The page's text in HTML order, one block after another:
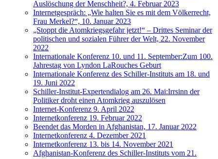
Auslöschung der Menschheit?, 4. Februar 2023
Internetgespräch: „Wie halten Sie es mit dem Völkerrecht,
Frau Merkel?“, 10. Januar 2023
„Stoppt die Atomkriegsgefahr jetzt!“ – Drittes Seminar der
politischen und sozialen Führer der Welt, 22. November
2022
Internationale Konferenz 10. und 11. September:Zum 100.
Jahrestag von Lyndon LaRouches Geburt
Internationale Konferenz des Schiller-Instituts am 18. und
19. Juni 2022
Schiller-Institut-Expertendialog am 26. Mai:Irrsinn der
Politiker droht einen Atomkrieg auszulösen
Internet-Konferenz 9. April 2022
Internetkonferenz 19. Februar 2022
Beendet das Morden in Afghanistan, 17. Januar 2022
Internetkonferenz 4. Dezember 2021
Internetkonferenz 13. bis 14. November 2021
Afghanistan-Konferenz des Schiller-Instituts vom 21.